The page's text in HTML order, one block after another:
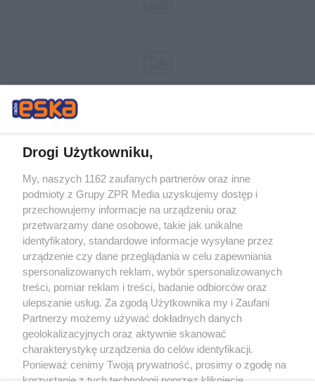
Żaden utwór zamieszczony w serwisie nie może być powielany i
rozpowszechniany lub dalej rozpowszechniany w jakikolwiek sposób (w
tym także elektroniczny lub mechaniczny) na jakimkolwiek polu
eksploatacji w jakiejkolwiek formie, włącznie z umieszczaniem w Internecie
bez pisemnej zgody właściciela praw. Jakiekolwiek użycie lub
wykorzystanie utworów w całości lub w części z naruszeniem prawa, tzn.
bez właściwej zgody, jest zabronione pod groźbą kary i może być ścigane
prawnie.
O nas
Drogi Użytkowniku,
My, naszych 1162 zaufanych partnerów oraz inne
podmioty z Grupy ZPR Media uzyskujemy dostęp i
przechowujemy informacje na urządzeniu oraz
przetwarzamy dane osobowe, takie jak unikalne
identyfikatory, standardowe informacje wysyłane przez
urządzenie czy dane przeglądania w celu zapewniania
spersonalizowanych reklam, wybór spersonalizowanych
treści, pomiar reklam i treści, badanie odbiorców oraz
ulepszanie usług. Za zgodą Użytkownika my i Zaufani
Partnerzy możemy używać dokładnych danych
geolokalizacyjnych oraz aktywnie skanować
charakterystykę urządzenia do celów identyfikacji.
Ponieważ cenimy Twoją prywatność, prosimy o zgodę na
korzystanie z tych technologii poprzez kliknięcie